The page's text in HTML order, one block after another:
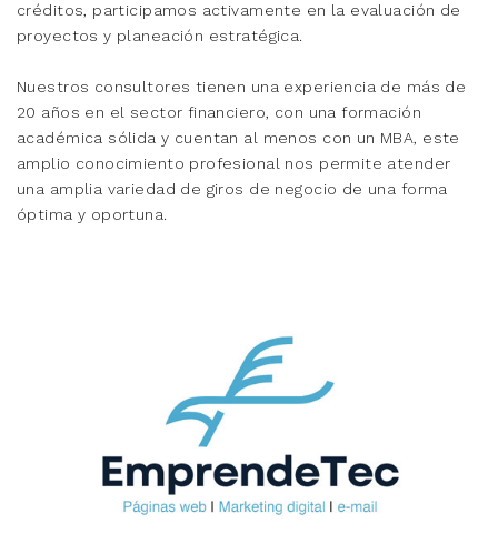
créditos, participamos activamente en la evaluación de
proyectos y planeación estratégica.
Nuestros consultores tienen una experiencia de más de
20 años en el sector financiero, con una formación
académica sólida y cuentan al menos con un MBA, este
amplio conocimiento profesional nos permite atender
una amplia variedad de giros de negocio de una forma
óptima y oportuna.